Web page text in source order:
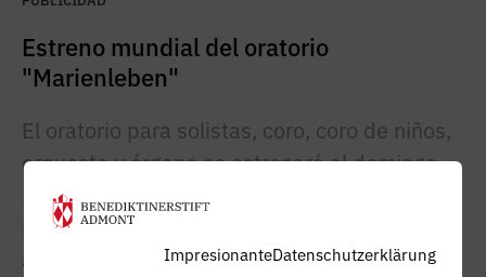
Estreno mundial del oratorio
"Marienleben"
El oratorio para solistas, coro, coro de niños,
orquesta y órgano se estrenará el domingo
23 de junio de 2024 a las 19:00 horas como
broche musical del año de aniversario "950
años de la Abadía de Admont".
ImpresionanteDatenschutzerklärung